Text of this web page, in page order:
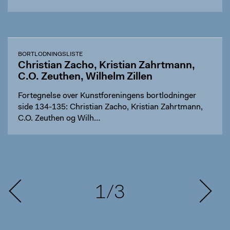
BORTLODNINGSLISTE
Christian Zacho, Kristian Zahrtmann,
C.O. Zeuthen, Wilhelm Zillen
Fortegnelse over Kunstforeningens bortlodninger
side 134-135: Christian Zacho, Kristian Zahrtmann,
C.O. Zeuthen og Wilh…
1/3